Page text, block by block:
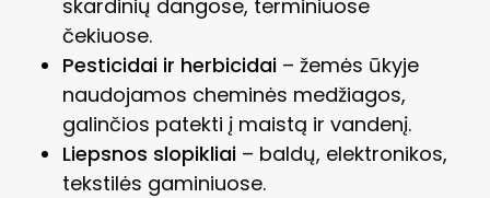
skardinių dangose, terminiuose
čekiuose.
Pesticidai ir herbicidai– žemės ūkyje
naudojamos cheminės medžiagos,
galinčios patekti į maistą ir vandenį.
Liepsnos slopikliai– baldų, elektronikos,
tekstilės gaminiuose.